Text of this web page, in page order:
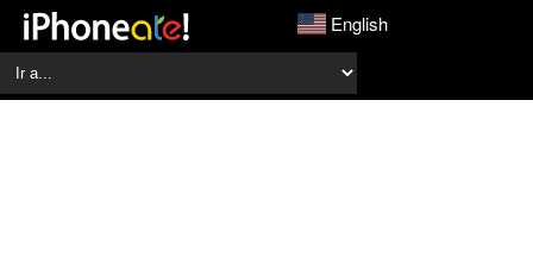
English